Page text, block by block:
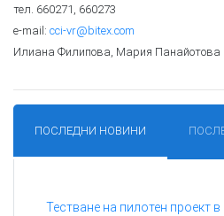
тел. 660271, 660273
е-mail: cci-vr@bitex.com
Илиана Филипова, Мария Панайотова
ПОСЛЕДНИ НОВИНИ
Тестване на пилотен проект